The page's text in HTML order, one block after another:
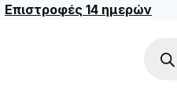
Επιστροφές 14 ημερών
search